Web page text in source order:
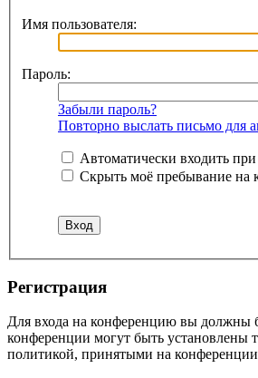
Имя пользователя:
Пароль:
Забыли пароль?
Повторно выслать письмо для
Автоматически входить
Скрыть моё пребывание на
Регистрация
Для входа на конференцию вы должны
конференции могут быть установлены
политикой, принятыми на